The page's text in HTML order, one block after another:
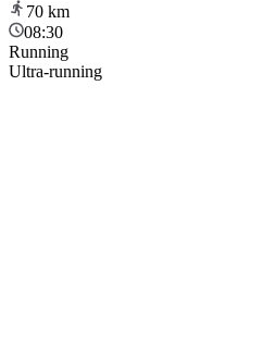
70 km
08:30
Running
Ultra-running